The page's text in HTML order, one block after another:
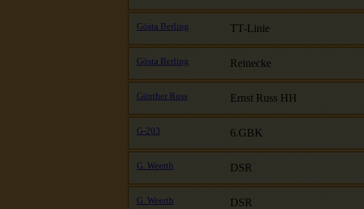
Gösta Berling TT-Linie
Gösta Berling Reinecke
Günther Russ Ernst Russ HH
G-203 6.GBK
G. Weerth DSR
G. Weerth DSR